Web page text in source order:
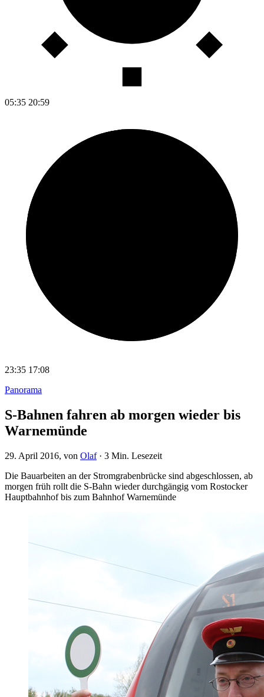
05:35 20:59
23:35 17:08
Panorama
S-Bahnen fahren ab morgen wieder bis
Warnemünde
29. April 2016, von Olaf· 3 Min. Lesezeit
Die Bauarbeiten an der Stromgrabenbrücke sind abgeschlossen, ab
morgen früh rollt die S-Bahn wieder durchgängig vom Rostocker
Hauptbahnhof bis zum Bahnhof Warnemünde